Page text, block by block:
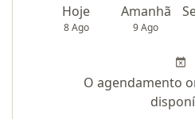
Hoje
8 Ago
Amanhã
9 Ago
O agendamento